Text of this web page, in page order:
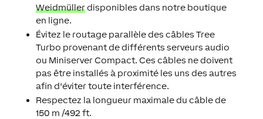
Weidmüllerdisponibles dans notre boutique
en ligne.
Évitez le routage parallèle des câbles Tree
Turbo provenant de différents serveurs audio
ou Miniserver Compact. Ces câbles ne doivent
pas être installés à proximité les uns des autres
afin d'éviter toute interférence.
Respectez la longueur maximale du câble de
150 m /492 ft.